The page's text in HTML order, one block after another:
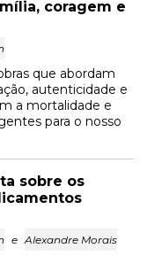
coragem e
que abordam
autenticidade e
a mortalidade e
para o nosso
sobre os
e Alexandre Morais